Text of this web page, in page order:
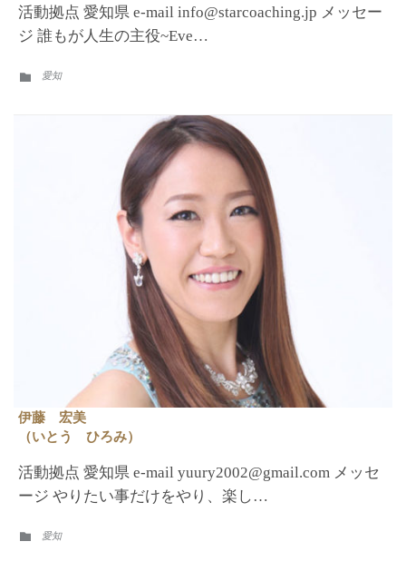
活動拠点 愛知県 e-mail info@starcoaching.jp メッセー
ジ 誰もが人生の主役~Eve…
 CATEGORY
愛知
伊藤 宏美
（いとう ひろみ）
活動拠点 愛知県 e-mail yuury2002@gmail.com メッセ
ージ やりたい事だけをやり、楽し…
 CATEGORY
愛知